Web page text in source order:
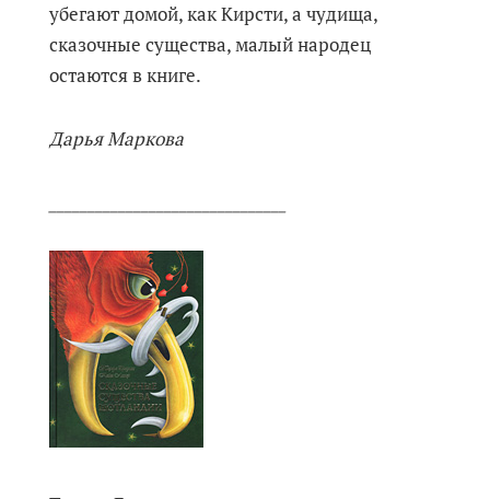
убегают домой, как Кирсти, а чудища,
сказочные существа, малый народец
остаются в книге.
Дарья Маркова